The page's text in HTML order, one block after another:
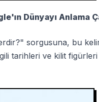
Dünyayı Anlama
sorgusuna, bu
tarihleri ve kilit